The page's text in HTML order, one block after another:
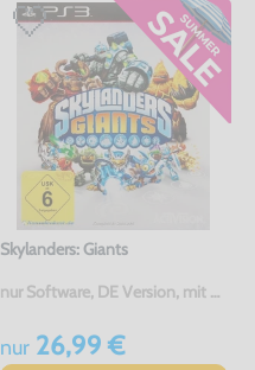
Skylanders: Giants
nur Software, DE Version, mit OVP, gebraucht
nur26,99 €